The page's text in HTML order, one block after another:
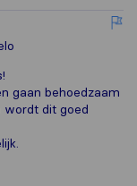
gaan behoedzaam
wordt dit goed